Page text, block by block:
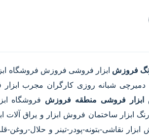
رنگ فروزش ابزار فروشی فروزش فروشگاه
دمیرچی شبانه روزی کارگران مجرب
ابزار فروشی منطقه فروزش فروشگاه
ابزار ساختمان فروش ابزار و یراق آلات
نقاشی-بتونه-پودر-تینر و حلال-